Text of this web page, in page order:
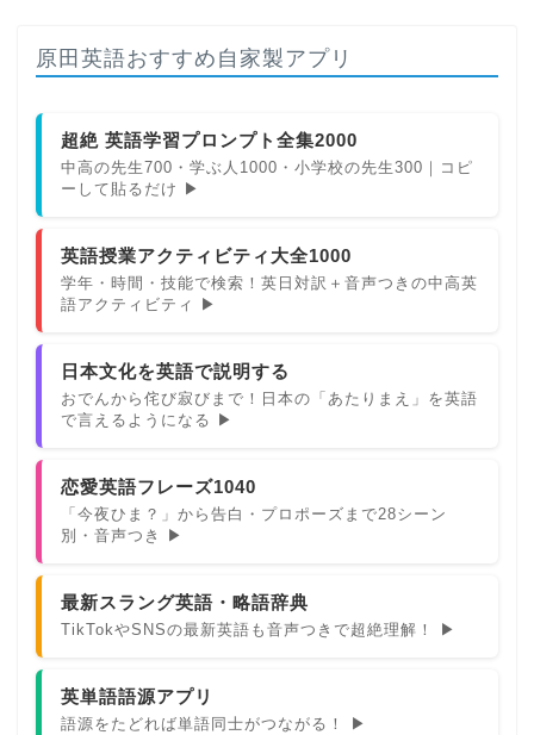
原田英語おすすめ自家製アプリ
超絶 英語学習プロンプト全集2000
中高の先生700・学ぶ人1000・小学校の先生300｜コピ
ーして貼るだけ ▶
英語授業アクティビティ大全1000
学年・時間・技能で検索！英日対訳＋音声つきの中高英
語アクティビティ ▶
日本文化を英語で説明する
おでんから侘び寂びまで！日本の「あたりまえ」を英語
で言えるようになる ▶
恋愛英語フレーズ1040
「今夜ひま？」から告白・プロポーズまで28シーン
別・音声つき ▶
最新スラング英語・略語辞典
TikTokやSNSの最新英語も音声つきで超絶理解！ ▶
英単語語源アプリ
語源をたどれば単語同士がつながる！ ▶